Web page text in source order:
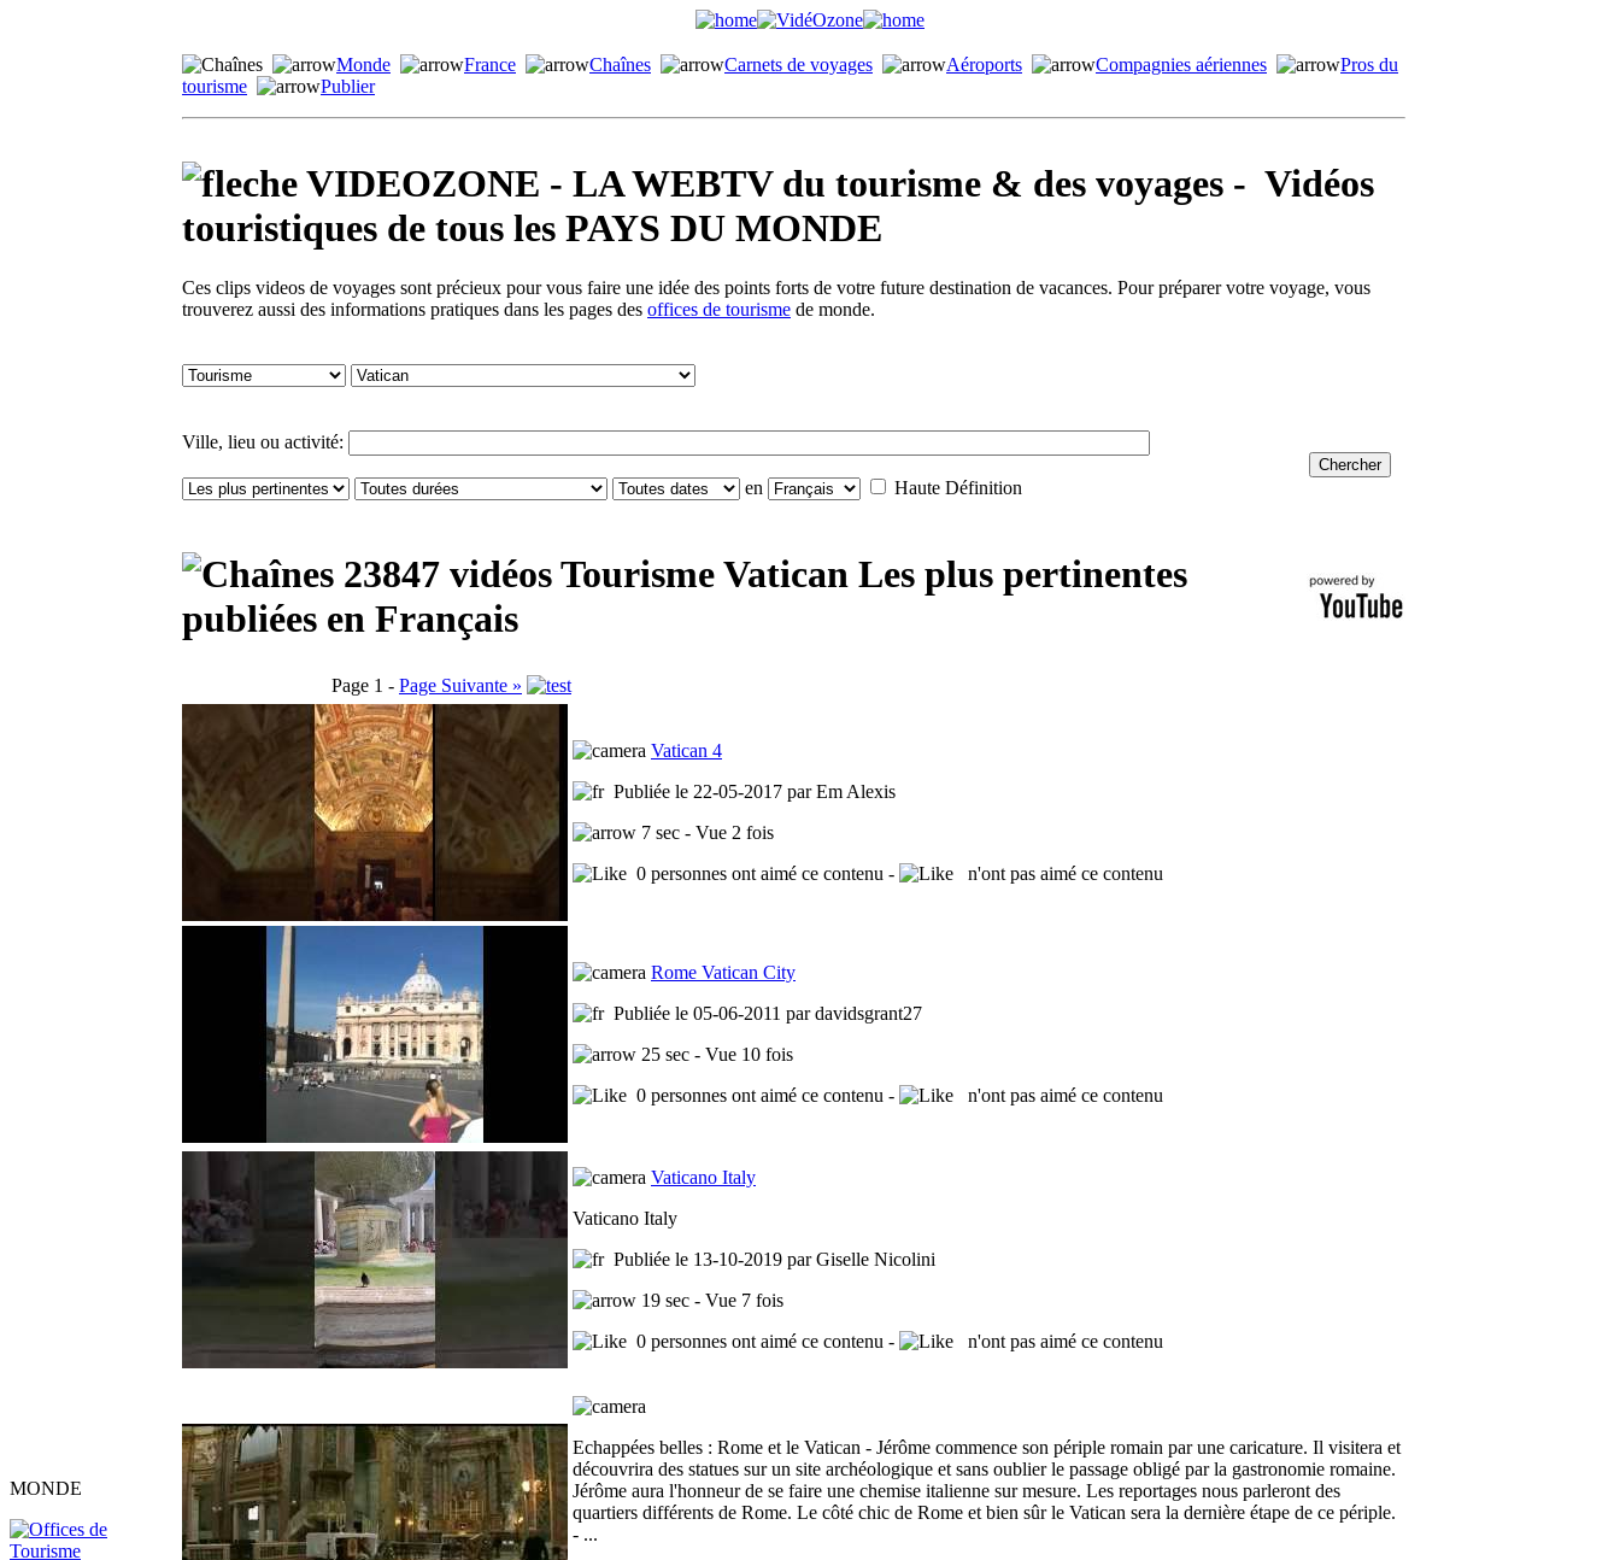
MONDE
Monde France Chaînes Carnets de voyages Aéroports Compagnies aériennes
Pros du
tourisme
Publier
VIDEOZONE - LA WEBTV du tourisme & des voyages - Vidéos
touristiques de tous les PAYS DU MONDE
Ces clips videos de voyages sont précieux pour vous faire une idée des points forts de votre future destination de vacances. Pour préparer votre voyage, vous
trouverez aussi des informations pratiques dans les pages des offices de tourisme de monde.
Ville, lieu ou activité:
en Haute Définition
23847 vidéos Tourisme Vatican Les plus pertinentes
publiées en Français
Page 1 - Page Suivante »
Vatican 4
Publiée le 22-05-2017 par Em Alexis
7 sec - Vue 2 fois
0 personnes ont aimé ce contenu -
n'ont pas aimé ce contenu
Rome Vatican City
Publiée le 05-06-2011 par davidsgrant27
25 sec - Vue 10 fois
0 personnes ont aimé ce contenu -
n'ont pas aimé ce contenu
Vaticano Italy
Vaticano Italy
Publiée le 13-10-2019 par Giselle Nicolini
19 sec - Vue 7 fois
0 personnes ont aimé ce contenu -
n'ont pas aimé ce contenu
Echappées belles : Rome et le Vatican - Jérôme commence son périple romain par une caricature. Il visitera et
découvrira des statues sur un site archéologique et sans oublier le passage obligé par la gastronomie romaine.
Jérôme aura l'honneur de se faire une chemise italienne sur mesure. Les reportages nous parleront des
quartiers différents de Rome. Le côté chic de Rome et bien sûr le Vatican sera la dernière étape de ce périple.
- ...